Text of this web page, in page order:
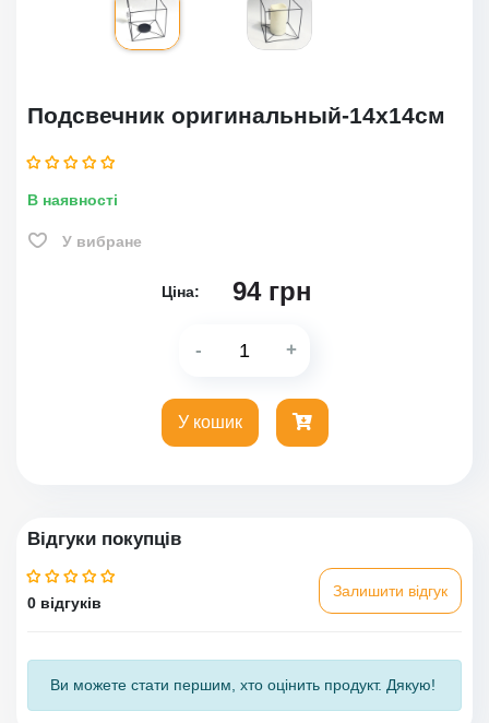
Подсвечник оригинальный-14х14см
В наявності
У вибране
Ціна: 94 грн
- +
У кошик
Відгуки покупців
0 відгуків
Залишити відгук
Ви можете стати першим, хто оцінить продукт. Дякую!